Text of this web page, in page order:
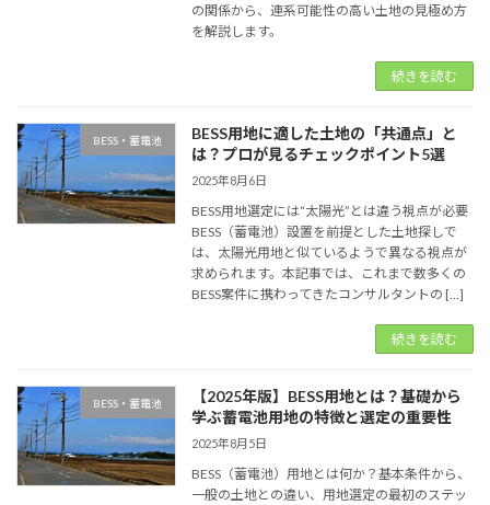
の関係から、連系可能性の高い土地の見極め方
を解説します。
続きを読む
BESS・蓄電池
BESS用地に適した土地の「共通点」と
は？プロが見るチェックポイント5選
2025年8月6日
BESS用地選定には“太陽光”とは違う視点が必要
BESS（蓄電池）設置を前提とした土地探しで
は、太陽光用地と似ているようで異なる視点が
求められます。本記事では、これまで数多くの
BESS案件に携わってきたコンサルタントの […]
続きを読む
BESS・蓄電池
【2025年版】BESS用地とは？基礎から
学ぶ蓄電池用地の特徴と選定の重要性
2025年8月5日
BESS（蓄電池）用地とは何か？基本条件から、
一般の土地との違い、用地選定の最初のステッ